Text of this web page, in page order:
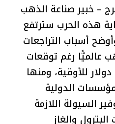
– خبير صناعة الذهب
هذه الحرب سترتفع
أسباب التراجعات
عالميًّا رغم توقعات
ارتفاعه لأكثر من 6000 دولار للأوقية، ومنها
الدولية
السيولة اللازمة
والغاز